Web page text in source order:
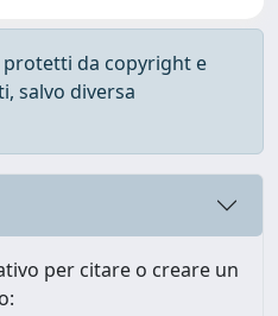
protetti da copyright e
salvo diversa
per citare o creare un